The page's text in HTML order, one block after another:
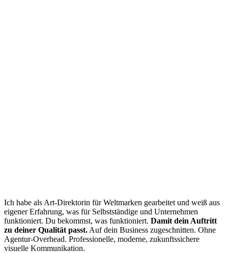
Ich habe als Art-Direktorin für Weltmarken gearbeitet und weiß aus
eigener Erfahrung, was für Selbstständige und Unternehmen
funktioniert. Du bekommst, was funktioniert. Damit dein Auftritt
zu deiner Qualität passt. Auf dein Business zugeschnitten. Ohne
Agentur-Overhead. Professionelle, moderne, zukunftssichere
visuelle Kommunikation.